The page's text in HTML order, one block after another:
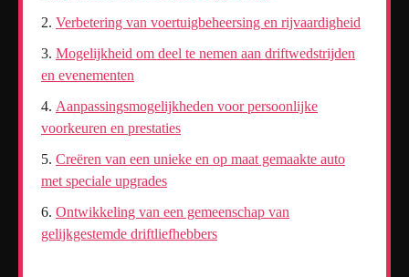
Verbetering van voertuigbeheersing en rijvaardigheid
Mogelijkheid om deel te nemen aan driftwedstrijden
en evenementen
Aanpassingsmogelijkheden voor persoonlijke
voorkeuren en prestaties
Creëren van een unieke en op maat gemaakte auto
met speciale upgrades
Ontwikkeling van een gemeenschap van
gelijkgestemde driftliefhebbers